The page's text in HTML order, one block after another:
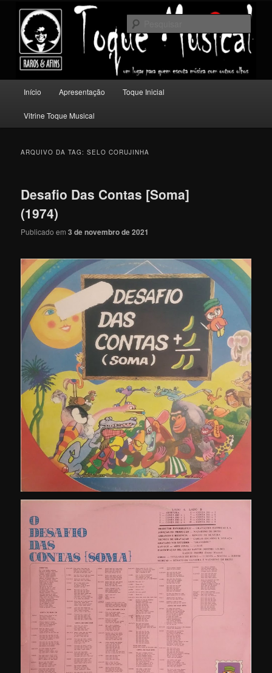
conteúdo
principal
conteúdo
secundário
Toque Musical
Um lugar para quem escuta música com outros olhos.
principal
Início Apresentação Toque Inicial
Vitrine Toque Musical
ARQUIVO DA TAG:SELO CORUJINHA
Desafio Das Contas [Soma]
(1974)
Publicado em3 de novembro de 2021